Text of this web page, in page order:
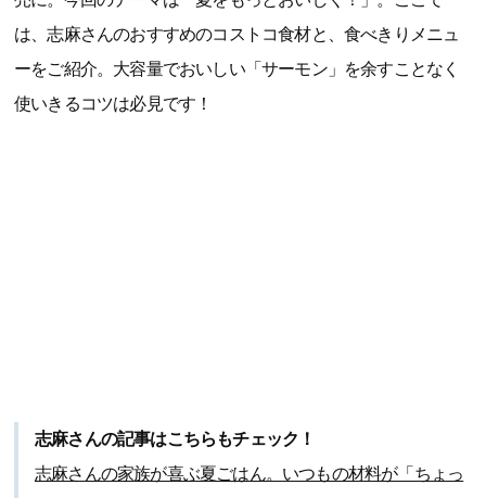
は、志麻さんのおすすめのコストコ食材と、食べきりメニュ
ーをご紹介。大容量でおいしい「サーモン」を余すことなく
使いきるコツは必見です！
志麻さんの記事はこちらもチェック！
志麻さんの家族が喜ぶ夏ごはん。いつもの材料が「ちょっ